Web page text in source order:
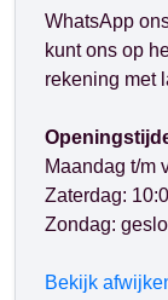
WhatsApp
kunt ons op
rekening met
Maandag t/m
Zaterdag:
Zondag:
Bekijk